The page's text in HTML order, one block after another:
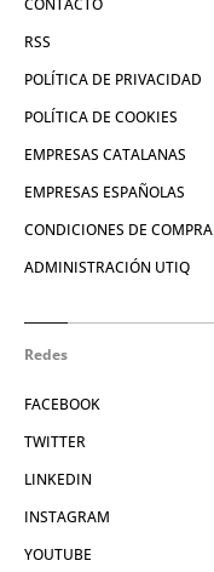
RSS
POLÍTICA DE PRIVACIDAD
POLÍTICA DE COOKIES
EMPRESAS CATALANAS
EMPRESAS ESPAÑOLAS
CONDICIONES DE COMPRA
ADMINISTRACIÓN UTIQ
Redes
FACEBOOK
TWITTER
LINKEDIN
INSTAGRAM
YOUTUBE